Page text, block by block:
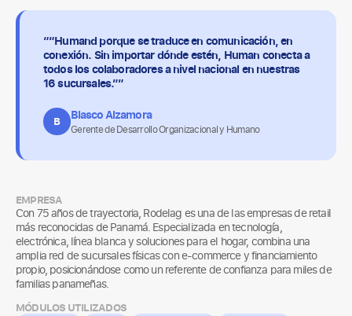
““Humand porque se traduce en comunicación, en
conexión. Sin importar dónde estén, Human conecta a
todos los colaboradores a nivel nacional en nuestras
16 sucursales.””
B Blasco Alzamora
Gerente de Desarrollo Organizacional y Humano
EMPRESA
Con 75 años de trayectoria, Rodelag es una de las empresas de retail
más reconocidas de Panamá. Especializada en tecnología,
electrónica, línea blanca y soluciones para el hogar, combina una
amplia red de sucursales físicas con e-commerce y financiamiento
propio, posicionándose como un referente de confianza para miles de
familias panameñas.
MÓDULOS UTILIZADOS